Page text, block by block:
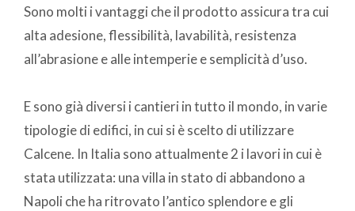
Sono molti i vantaggi che il prodotto assicura tra cui
alta adesione, flessibilità, lavabilità, resistenza
all’abrasione e alle intemperie e semplicità d’uso.
E sono già diversi i cantieri in tutto il mondo, in varie
tipologie di edifici, in cui si è scelto di utilizzare
Calcene. In Italia sono attualmente 2 i lavori in cui è
stata utilizzata: una villa in stato di abbandono a
Napoli che ha ritrovato l’antico splendore e gli